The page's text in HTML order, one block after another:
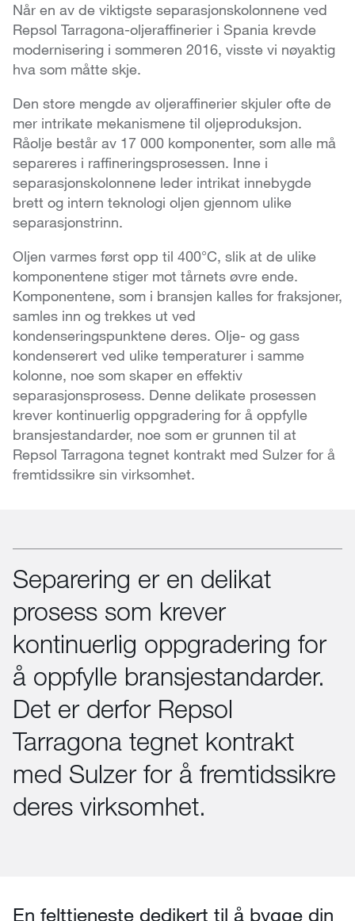
Når en av de viktigste separasjonskolonnene ved
Repsol Tarragona-oljeraffinerier i Spania krevde
modernisering i sommeren 2016, visste vi nøyaktig
hva som måtte skje.
Den store mengde av oljeraffinerier skjuler ofte de
mer intrikate mekanismene til oljeproduksjon.
Råolje består av 17 000 komponenter, som alle må
separeres i raffineringsprosessen. Inne i
separasjonskolonnene leder intrikat innebygde
brett og intern teknologi oljen gjennom ulike
separasjonstrinn.
Oljen varmes først opp til 400°C, slik at de ulike
komponentene stiger mot tårnets øvre ende.
Komponentene, som i bransjen kalles for fraksjoner,
samles inn og trekkes ut ved
kondenseringspunktene deres. Olje- og gass
kondenserert ved ulike temperaturer i samme
kolonne, noe som skaper en effektiv
separasjonsprosess. Denne delikate prosessen
krever kontinuerlig oppgradering for å oppfylle
bransjestandarder, noe som er grunnen til at
Repsol Tarragona tegnet kontrakt med Sulzer for å
fremtidssikre sin virksomhet.
Separering er en delikat
prosess som krever
kontinuerlig oppgradering for
å oppfylle bransjestandarder.
Det er derfor Repsol
Tarragona tegnet kontrakt
med Sulzer for å fremtidssikre
deres virksomhet.
En felttjeneste dedikert til å bygge din